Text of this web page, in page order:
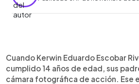
► Escuchar artículo
Cuando Kerwin Eduardo Escobar
cumplido 14 años de edad, sus
cámara fotográfica de acción. Ese